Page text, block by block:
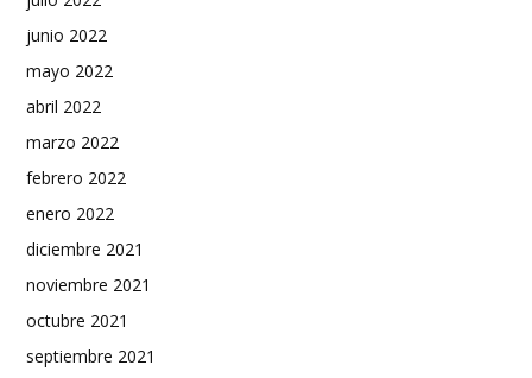
junio 2022
mayo 2022
abril 2022
marzo 2022
febrero 2022
enero 2022
diciembre 2021
noviembre 2021
octubre 2021
septiembre 2021